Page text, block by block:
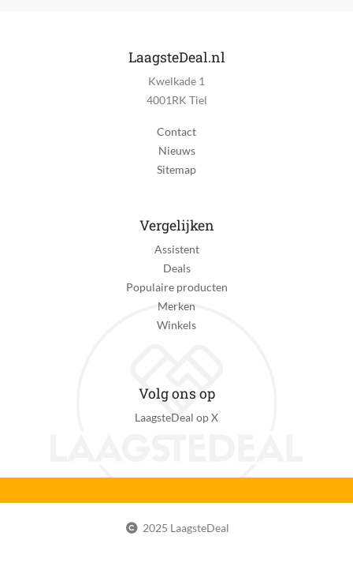
LaagsteDeal.nl
Kwelkade 1
4001RK Tiel
Contact
Nieuws
Sitemap
Vergelijken
Assistent
Deals
Populaire producten
Merken
Winkels
Volg ons op
LaagsteDeal op X
2025 LaagsteDeal